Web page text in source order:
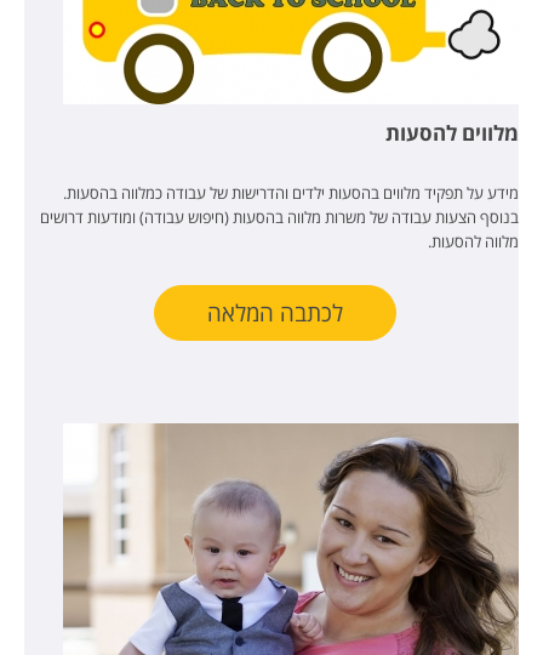
מלווים להסעות
מידע על תפקיד מלווים בהסעות ילדים והדרישות של עבודה כמלווה בהסעות.
בנוסף הצעות עבודה של משרות מלווה בהסעות (חיפוש עבודה) ומודעות דרושים
מלווה להסעות.
לכתבה המלאה